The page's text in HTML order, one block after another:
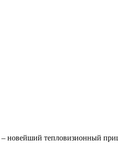
– новейший тепловизионный